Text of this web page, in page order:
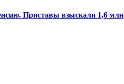
Приставы взыскали 1,6 млн